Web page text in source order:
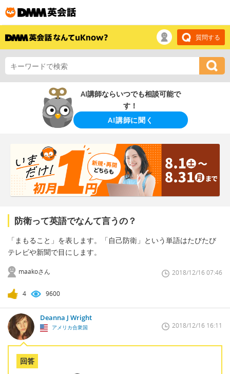
質問する
AI講師ならいつでも相談可能で
す！
AI講師に聞く
防衛って英語でなんて言うの？
「まもること」を表します。「自己防衛」という単語はたびたび
テレビや新聞で目にします。
maakoさん 2018/12/16 07:46
4 9600
Deanna J Wright
アメリカ合衆国 2018/12/16 16:11
回答